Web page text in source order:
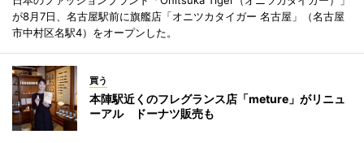
が8月7日、名古屋駅前に旗艦店「オニツカタイガー 名古屋」（名古屋
市中村区名駅4）をオープンした。
買う
本陣駅近くのフレグランス店「meture」がリニュ
ーアル ドーナツ販売も